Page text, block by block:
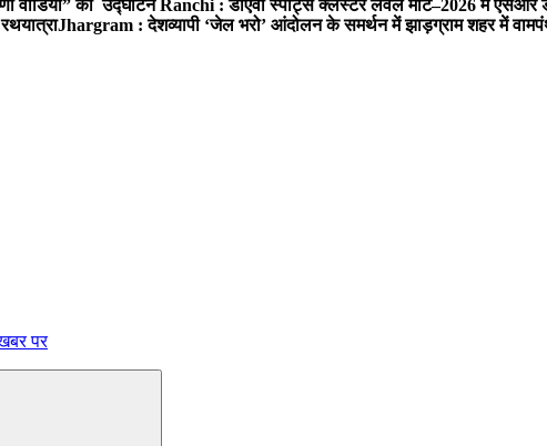
वीडियो” का उद्घाटनRanchi : डीएवी स्पोर्ट्स क्लस्टर लेवल मीट–2026 में एसआर
Jhargram : देशव्यापी ‘जेल भरो’ आंदोलन के समर्थन में झाड़ग्राम शहर में